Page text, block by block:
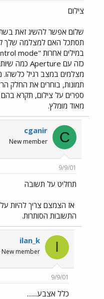
צילום
מצלמים במצב רגיל כלשהו.
ספרים על צילום, תקרא
מאוד מומלץ.
C
cganir
New member
9/9/01
תחליט על תשובה
התשובות הסותרות.
I
ilan_k
New member
9/9/01
כלל אצבע.......